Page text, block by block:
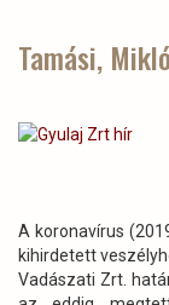
Tamási,
A koronavírus
kihirdetett
Vadászati Zrt.